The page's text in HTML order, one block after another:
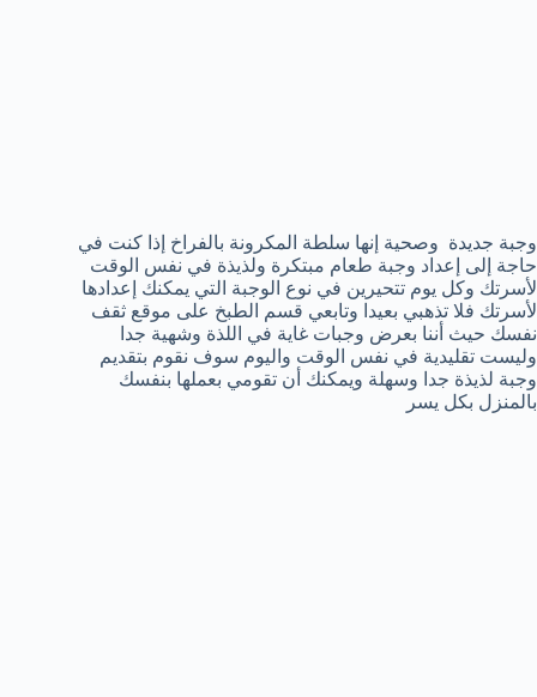
وجبة جديدة وصحية إنها سلطة المكرونة بالفراخ إذا كنت في
حاجة إلى إعداد وجبة طعام مبتكرة ولذيذة في نفس الوقت
لأسرتك وكل يوم تتحيرين في نوع الوجبة التي يمكنك إعدادها
لأسرتك فلا تذهبي بعيدا وتابعي قسم الطبخ على موقع ثقف
نفسك حيث أننا بعرض وجبات غاية في اللذة وشهية جدا
وليست تقليدية في نفس الوقت واليوم سوف نقوم بتقديم
وجبة لذيذة جدا وسهلة ويمكنك أن تقومي بعملها بنفسك
بالمنزل بكل يسر